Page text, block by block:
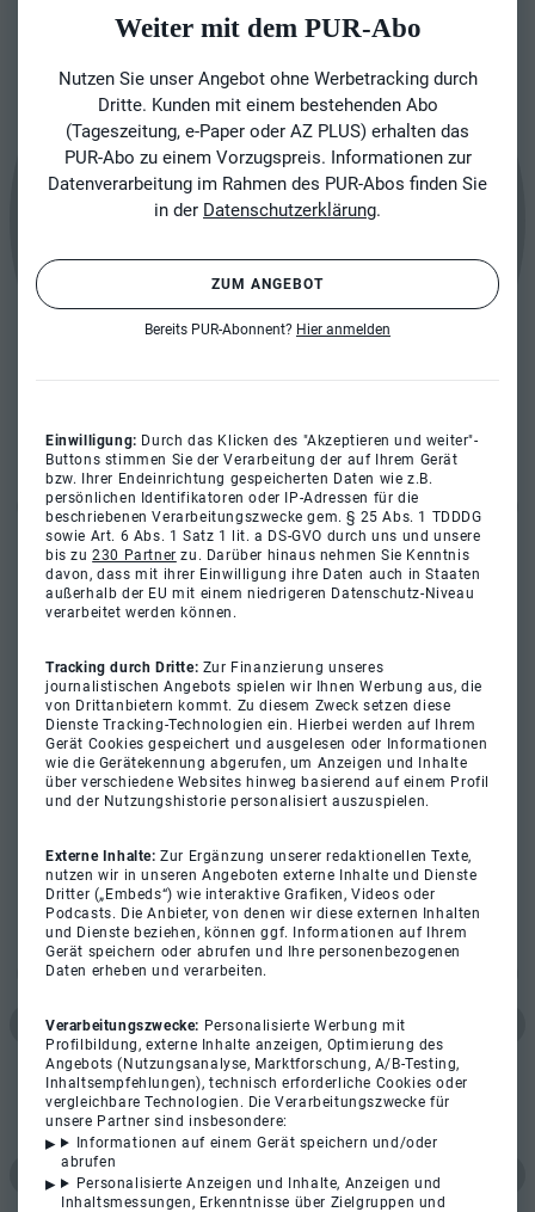
Weiter mit dem PUR-Abo
Nutzen Sie unser Angebot ohne Werbetracking durch
Dritte. Kunden mit einem bestehenden Abo
(Tageszeitung, e-Paper oder AZ PLUS) erhalten das
PUR-Abo zu einem Vorzugspreis. Informationen zur
Datenverarbeitung im Rahmen des PUR-Abos finden Sie
in der Datenschutzerklärung.
ZUM ANGEBOT
Bereits PUR-Abonnent? Hier anmelden
Einwilligung: Durch das Klicken des "Akzeptieren und weiter"-
Buttons stimmen Sie der Verarbeitung der auf Ihrem Gerät
bzw. Ihrer Endeinrichtung gespeicherten Daten wie z.B.
persönlichen Identifikatoren oder IP-Adressen für die
beschriebenen Verarbeitungszwecke gem. § 25 Abs. 1 TDDDG
sowie Art. 6 Abs. 1 Satz 1 lit. a DS-GVO durch uns und unsere
bis zu230 Partner zu. Darüber hinaus nehmen Sie Kenntnis
davon, dass mit ihrer Einwilligung ihre Daten auch in Staaten
außerhalb der EU mit einem niedrigeren Datenschutz-Niveau
verarbeitet werden können.
Tracking durch Dritte: Zur Finanzierung unseres
journalistischen Angebots spielen wir Ihnen Werbung aus, die
von Drittanbietern kommt. Zu diesem Zweck setzen diese
Dienste Tracking-Technologien ein. Hierbei werden auf Ihrem
Gerät Cookies gespeichert und ausgelesen oder Informationen
wie die Gerätekennung abgerufen, um Anzeigen und Inhalte
über verschiedene Websites hinweg basierend auf einem Profil
und der Nutzungshistorie personalisiert auszuspielen.
Externe Inhalte:Zur Ergänzung unserer redaktionellen Texte,
nutzen wir in unseren Angeboten externe Inhalte und Dienste
Dritter („Embeds“) wie interaktive Grafiken, Videos oder
Podcasts. Die Anbieter, von denen wir diese externen Inhalten
und Dienste beziehen, können ggf. Informationen auf Ihrem
Gerät speichern oder abrufen und Ihre personenbezogenen
Daten erheben und verarbeiten.
Verarbeitungszwecke: Personalisierte Werbung mit
Profilbildung, externe Inhalte anzeigen, Optimierung des
Angebots (Nutzungsanalyse, Marktforschung, A/B-Testing,
Inhaltsempfehlungen), technisch erforderliche Cookies oder
vergleichbare Technologien. Die Verarbeitungszwecke für
unsere Partner sind insbesondere:
Informationen auf einem Gerät speichern und/oder
abrufen
Personalisierte Anzeigen und Inhalte, Anzeigen und
Inhaltsmessungen, Erkenntnisse über Zielgruppen und